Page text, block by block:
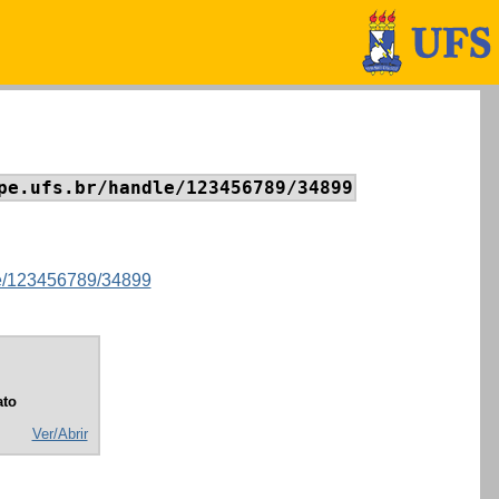
handle/123456789/34899
123456789/34899
Ver/Abrir